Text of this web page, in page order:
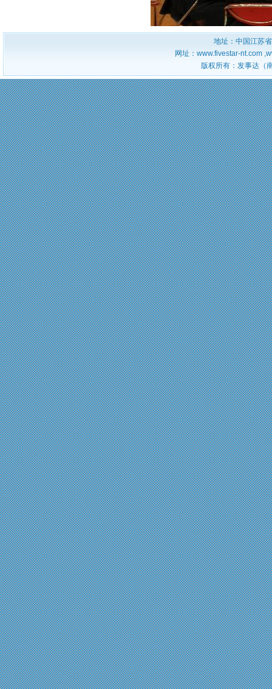
地址：中国江苏
网址：www.fivestar-nt.com
版权所有：发事达（